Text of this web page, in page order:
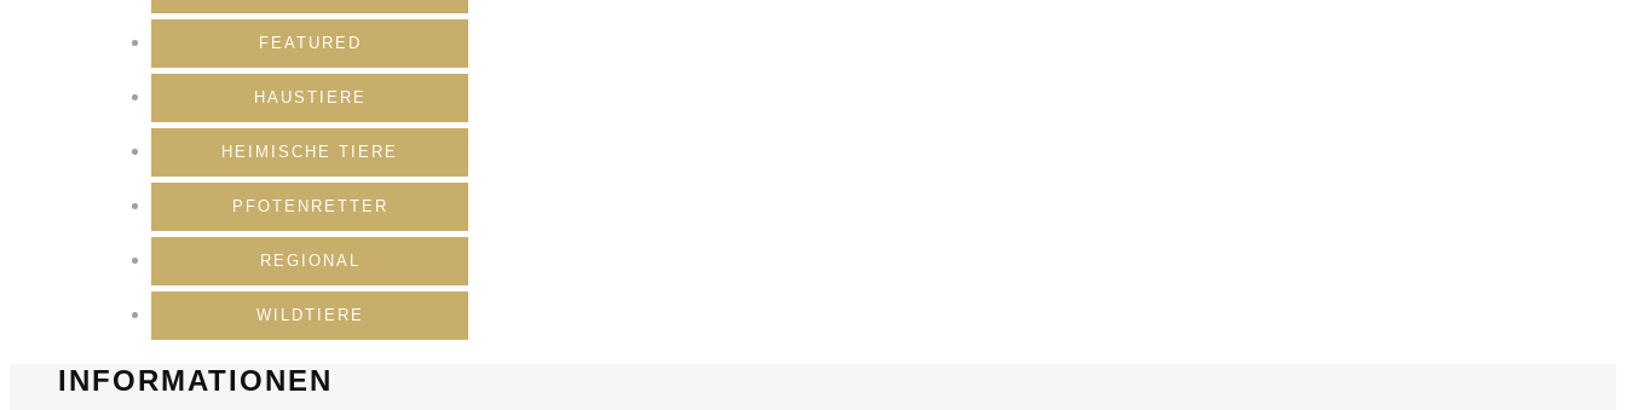
FEATURED
HAUSTIERE
HEIMISCHE TIERE
PFOTENRETTER
REGIONAL
WILDTIERE
INFORMATIONEN